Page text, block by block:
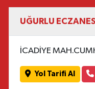
UĞURLU ECZANESİ
İCADİYE
Yol Tarifi Al